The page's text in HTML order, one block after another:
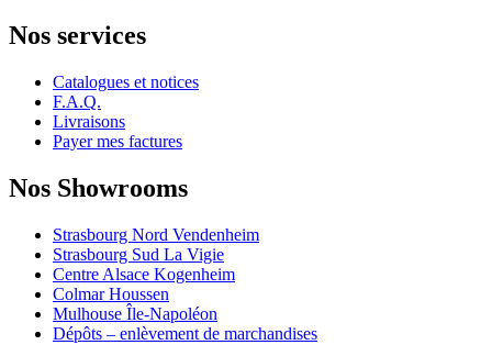
Nos services
Catalogues et notices
F.A.Q.
Livraisons
Payer mes factures
Nos Showrooms
Strasbourg Nord Vendenheim
Strasbourg Sud La Vigie
Centre Alsace Kogenheim
Colmar Houssen
Mulhouse Île-Napoléon
Dépôts – enlèvement de marchandises